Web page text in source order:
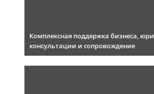
Комплексная поддержка бизнеса,
консультации и сопровождение